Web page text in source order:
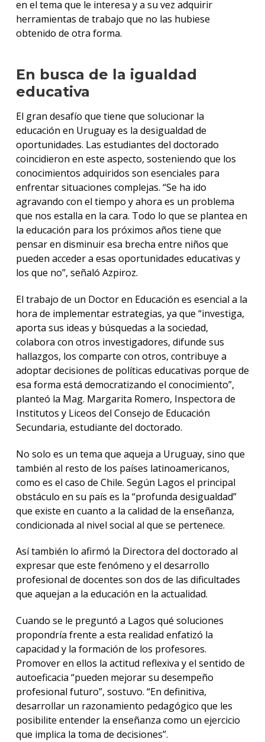
en el tema que le interesa y a su vez adquirir
herramientas de trabajo que no las hubiese
obtenido de otra forma.
En busca de la igualdad
educativa
El gran desafío que tiene que solucionar la
educación en Uruguay es la desigualdad de
oportunidades. Las estudiantes del doctorado
coincidieron en este aspecto, sosteniendo que los
conocimientos adquiridos son esenciales para
enfrentar situaciones complejas. “Se ha ido
agravando con el tiempo y ahora es un problema
que nos estalla en la cara. Todo lo que se plantea en
la educación para los próximos años tiene que
pensar en disminuir esa brecha entre niños que
pueden acceder a esas oportunidades educativas y
los que no”, señaló Azpiroz.
El trabajo de un Doctor en Educación es esencial a la
hora de implementar estrategias, ya que “investiga,
aporta sus ideas y búsquedas a la sociedad,
colabora con otros investigadores, difunde sus
hallazgos, los comparte con otros, contribuye a
adoptar decisiones de políticas educativas porque de
esa forma está democratizando el conocimiento”,
planteó la Mag. Margarita Romero, Inspectora de
Institutos y Liceos del Consejo de Educación
Secundaria, estudiante del doctorado.
No solo es un tema que aqueja a Uruguay, sino que
también al resto de los países latinoamericanos,
como es el caso de Chile. Según Lagos el principal
obstáculo en su país es la “profunda desigualdad”
que existe en cuanto a la calidad de la enseñanza,
condicionada al nivel social al que se pertenece.
Así también lo afirmó la Directora del doctorado al
expresar que este fenómeno y el desarrollo
profesional de docentes son dos de las dificultades
que aquejan a la educación en la actualidad.
Cuando se le preguntó a Lagos qué soluciones
propondría frente a esta realidad enfatizó la
capacidad y la formación de los profesores.
Promover en ellos la actitud reflexiva y el sentido de
autoeficacia “pueden mejorar su desempeño
profesional futuro”, sostuvo. “En definitiva,
desarrollar un razonamiento pedagógico que les
posibilite entender la enseñanza como un ejercicio
que implica la toma de decisiones”.